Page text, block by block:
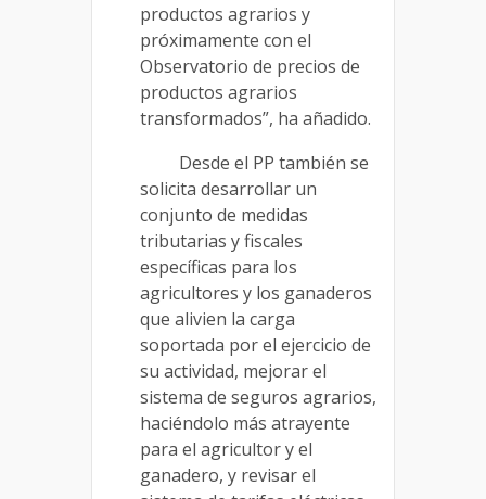
productos agrarios y
próximamente con el
Observatorio de precios de
productos agrarios
transformados”, ha añadido.
Desde el PP también se
solicita desarrollar un
conjunto de medidas
tributarias y fiscales
específicas para los
agricultores y los ganaderos
que alivien la carga
soportada por el ejercicio de
su actividad, mejorar el
sistema de seguros agrarios,
haciéndolo más atrayente
para el agricultor y el
ganadero, y revisar el